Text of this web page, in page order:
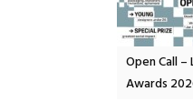
Open Call –
Awards